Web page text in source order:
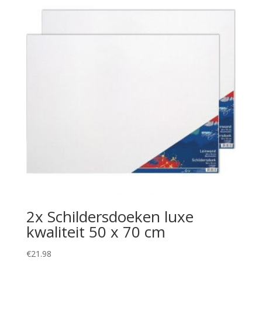
2x Schildersdoeken luxe
kwaliteit 50 x 70 cm
€21.98